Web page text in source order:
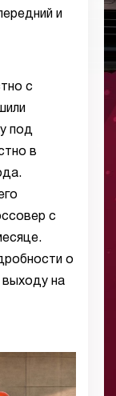
и
с
под
в
с
о
выходу на